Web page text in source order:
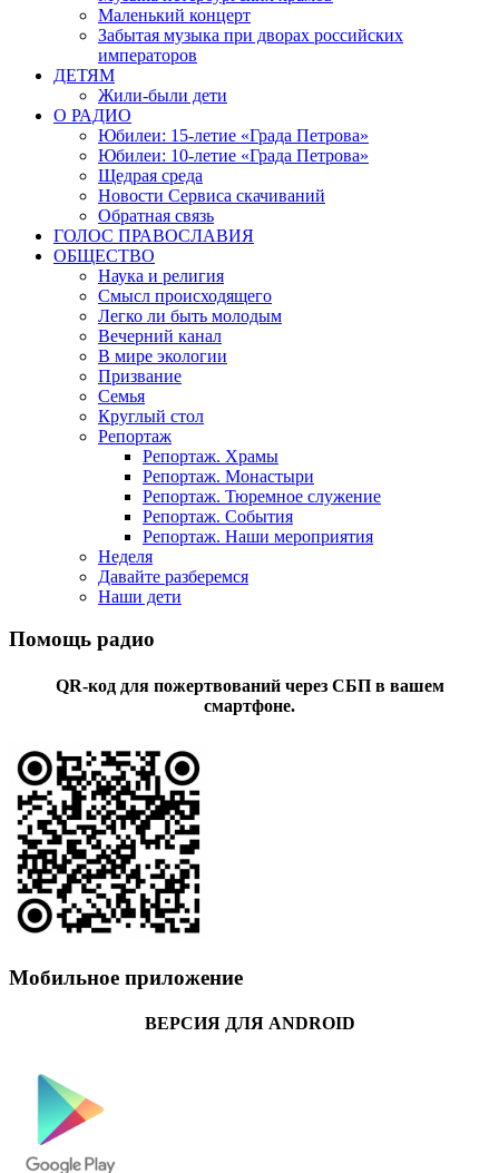
Маленький концерт
Забытая музыка при дворах российских
императоров
ДЕТЯМ
Жили-были дети
О РАДИО
Юбилеи: 15-летие «Града Петрова»
Юбилеи: 10-летие «Града Петрова»
Щедрая среда
Новости Сервиса скачиваний
Обратная связь
ГОЛОС ПРАВОСЛАВИЯ
ОБЩЕСТВО
Наука и религия
Смысл происходящего
Легко ли быть молодым
Вечерний канал
В мире экологии
Призвание
Семья
Круглый стол
Репортаж
Репортаж. Храмы
Репортаж. Монастыри
Репортаж. Тюремное служение
Репортаж. События
Репортаж. Наши мероприятия
Неделя
Давайте разберемся
Наши дети
Помощь радио
QR-код для пожертвований через СБП в вашем
смартфоне.
Мобильное приложение
ВЕРСИЯ ДЛЯ ANDROID